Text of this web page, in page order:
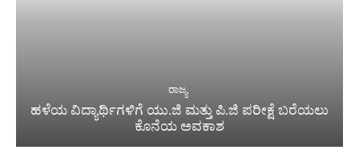
ರಾಜ್ಯ
ಹಳೆಯ ವಿದ್ಯಾರ್ಥಿಗಳಿಗೆ ಯು.ಜಿ ಮತ್ತು ಪಿ.ಜಿ ಪರೀಕ್ಷೆ ಬರೆಯಲು
ಕೊನೆಯ ಅವಕಾಶ